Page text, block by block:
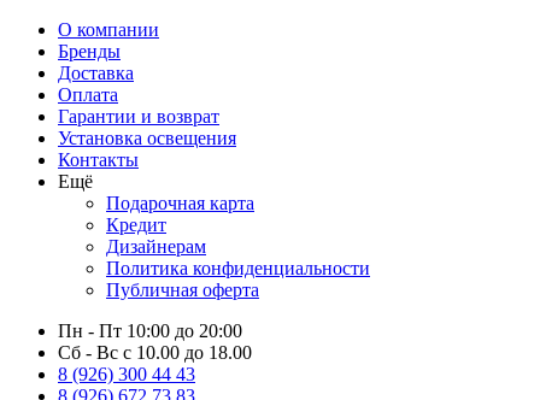
О компании
Бренды
Доставка
Оплата
Гарантии и возврат
Установка освещения
Контакты
Ещё
Подарочная карта
Кредит
Дизайнерам
Политика конфиденциальности
Публичная оферта
Пн - Пт 10:00 до 20:00
Сб - Вс с 10.00 до 18.00
8 (926) 300 44 43
8 (926) 672 73 83